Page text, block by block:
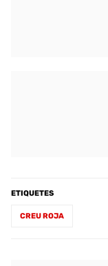
ETIQUETES
CREU ROJA